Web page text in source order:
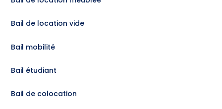
Bail de location vide
Bail mobilité
Bail étudiant
Bail de colocation